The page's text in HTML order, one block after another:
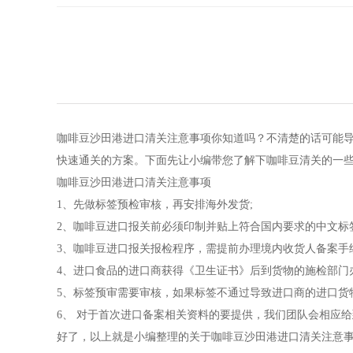
咖啡豆沙田港进口清关注意事项你知道吗？不清楚的话可能
快速通关的方案。下面先让小编带您了解下咖啡豆清关的一
咖啡豆沙田港进口清关注意事项
1、先做标签预检审核，再安排海外发货;
2、咖啡豆进口报关前必须印制并贴上符合国内要求的中文标
3、咖啡豆进口报关报检程序，需提前办理境内收货人备案手
4、进口食品的进口商获得《卫生证书》后到货物的施检部
5、标签预审需要审核，如果标签不通过导致进口商的进口
6、 对于首次进口备案相关资料的要提供，我们团队会相应
好了，以上就是小编整理的关于咖啡豆沙田港进口清关注意